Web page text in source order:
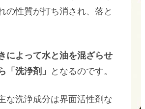
の性質が打ち消され、落と
によって水と油を混ざらせ
洗浄剤」
となるのです。
な洗浄成分は界面活性剤な